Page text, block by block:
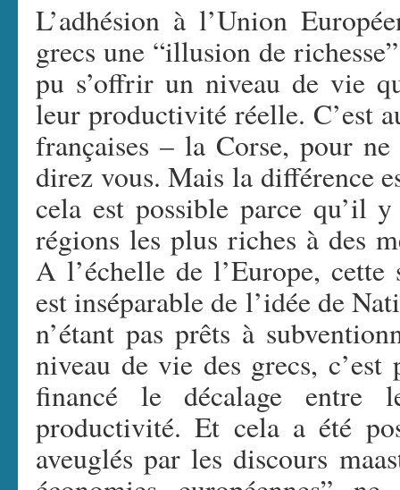
L’adhésion à l’Union
grecs une “illusion de
pu s’offrir un niveau de vie
leur productivité réelle. C’est
françaises – la Corse, pour
direz vous. Mais la différence
cela est possible parce qu’il
régions les plus riches à des
A l’échelle de l’Europe,
est inséparable de l’idée de
n’étant pas prêts à
niveau de vie des grecs,
financé le décalage
productivité. Et cela a été
aveuglés par les discours